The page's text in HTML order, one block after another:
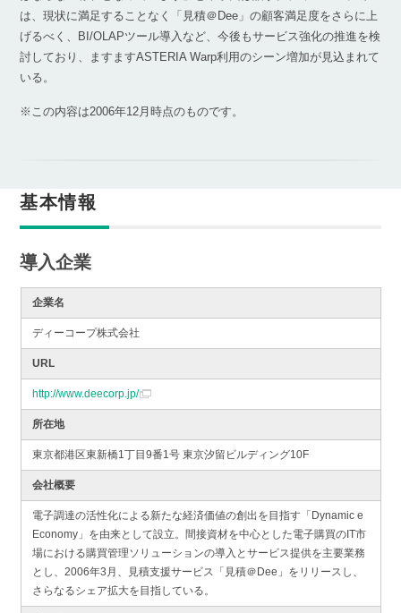
は、現状に満足することなく「見積＠Dee」の顧客満足度をさらに上
げるべく、BI/OLAPツール導入など、今後もサービス強化の推進を検
討しており、ますますASTERIA Warp利用のシーン増加が見込まれて
いる。
※この内容は2006年12月時点のものです。
基本情報
導入企業
企業名
ディーコープ株式会社
URL
http://www.deecorp.jp/
所在地
東京都港区東新橋1丁目9番1号 東京汐留ビルディング10F
会社概要
電子調達の活性化による新たな経済価値の創出を目指す「Dynamic e
Economy」を由来として設立。間接資材を中心とした電子購買のIT市
場における購買管理ソリューションの導入とサービス提供を主要業務
とし、2006年3月、見積支援サービス「見積＠Dee」をリリースし、
さらなるシェア拡大を目指している。